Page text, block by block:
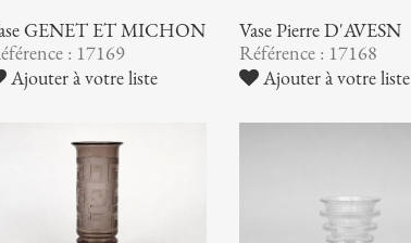
GENET ET MICHON
: 17169
Ajouter à votre liste
Vase Pierre D'AVESN
Référence : 17168
Ajouter à votre liste